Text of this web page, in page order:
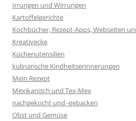
Irrungen und Wirrungen
Kartoffelgerichte
Kochbücher, Rezept-Apps, Webseiten
Kreativecke
Küchenutensilien
kulinarische Kindheitserinnerungen
Mein Rezept
Mexikanisch und Tex-Mex
nachgekocht und -gebacken
Obst und Gemüse